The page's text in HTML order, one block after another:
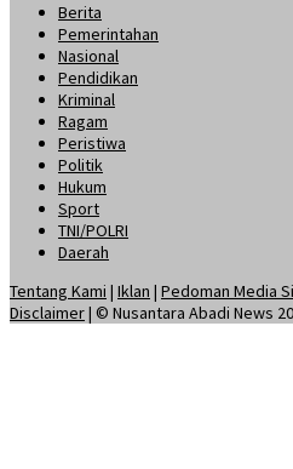
Berita
Pemerintahan
Nasional
Pendidikan
Kriminal
Ragam
Peristiwa
Politik
Hukum
Sport
TNI/POLRI
Daerah
Tentang Kami | Iklan | Pedoman Media
Disclaimer| © Nusantara Abadi News